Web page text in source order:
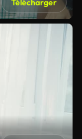
Télécharger